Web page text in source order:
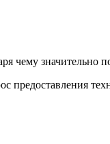
чему значительно